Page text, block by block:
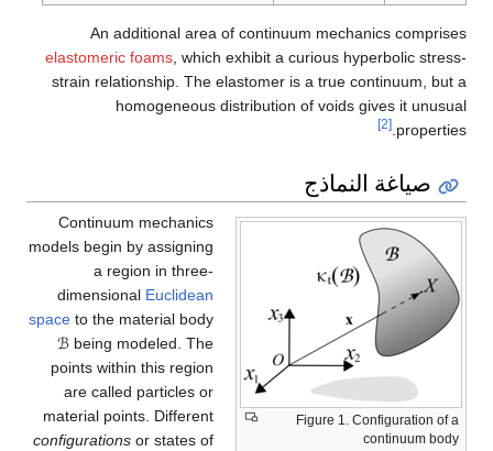
An additional area of continuum
elastomeric foams, which exhibit a curious
strain relationship. The elastomer is a
homogeneous distribution of
Figure
Continuum mechanics
models begin by assigning
a region in three-
dimensional
spaceto the material body
ℬbeing modeled. The
points within this region
are called particles or
material points. Different
configurations